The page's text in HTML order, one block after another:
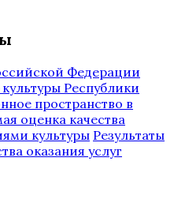
Федерации
Республики
пространство в
оценка качества
культуры Результаты
оказания услуг